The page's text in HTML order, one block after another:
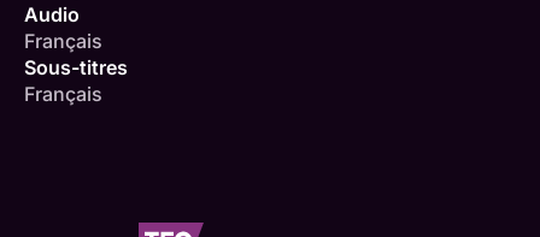
Audio
Français
Sous-titres
Français